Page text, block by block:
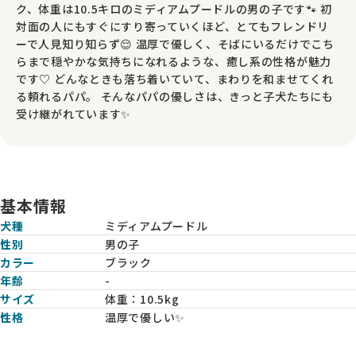
ク、体重は10.5キロのミディアムプードルの男の子です🐾 初
対面の人にもすぐにすり寄っていくほど、とてもフレンドリ
ーで人見知り知らず😌 温厚で優しく、そばにいるだけでこち
らまで穏やかな気持ちになれるような、癒し系の性格が魅力
です♡ どんなときも落ち着いていて、まわりを和ませてくれ
る頼れるパパ。 そんなパパの優しさは、きっと子犬たちにも
受け継がれています✨
基本情報
犬種
ミディアムプードル
性別
男の子
カラー
ブラック
年齢
-
サイズ
体重： 10.5kg
性格
温厚で優しい✨